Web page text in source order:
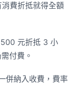
費折抵就得全額
元折抵 3 小
付費。
併納入收費，費率